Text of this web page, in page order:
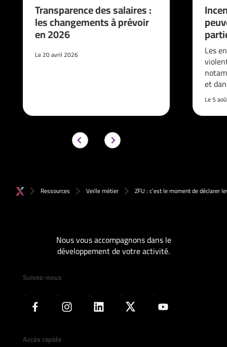
Transparence des salaires :
les changements à prévoir
en 2026
Le 20 avril 2026 Les
et
Le 5
Ressources Veille métier ZFU : c’est le moment de déclarer
Nous vous accompagnons dans le
développement de votre activité.
Suivez-nous
Accès rapide